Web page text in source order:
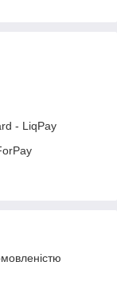
- LiqPay